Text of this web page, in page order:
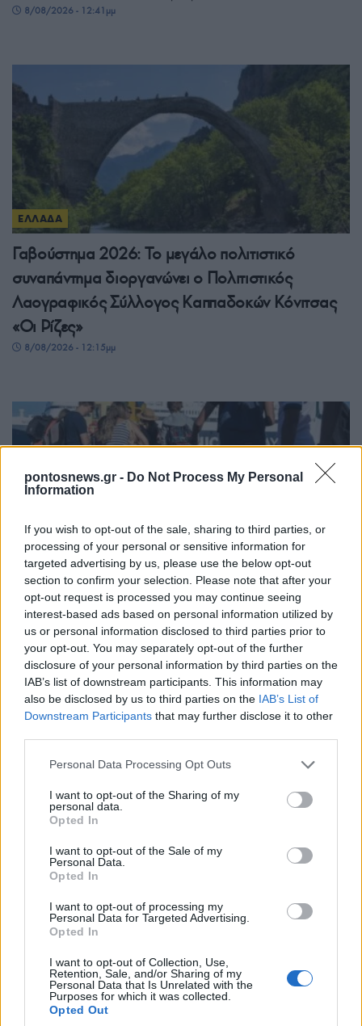
pontosnews.gr - Do Not Process My Personal
Information
If you wish to opt-out of the sale, sharing to third parties, or
processing of your personal or sensitive information for
targeted advertising by us, please use the below opt-out
section to confirm your selection. Please note that after your
opt-out request is processed you may continue seeing
interest-based ads based on personal information utilized by
us or personal information disclosed to third parties prior to
your opt-out. You may separately opt-out of the further
disclosure of your personal information by third parties on the
IAB’s list of downstream participants. This information may
also be disclosed by us to third parties on the IAB’s List of
Downstream Participants that may further disclose it to other
Please note that this website/app uses one or more Google
not limited to your visit or usage behaviour. You may click to
grant or deny consent to Google and its third-party tags to
use your data for below specified purposes in below Google
consent section.
Personal Data Processing Opt Outs
I want to opt-out of the Sharing of my
personal data.
Opted In
I want to opt-out of the Sale of my
Personal Data.
Opted In
I want to opt-out of processing my
Personal Data for Targeted Advertising.
Opted In
I want to opt-out of Collection, Use,
Retention, Sale, and/or Sharing of my
Personal Data that Is Unrelated with the
Purposes for which it was collected.
Opted Out
8/08/2026 - 12:41μμ
ΕΛΛΑΔΑ
Γαβούστημα 2026: Το μεγάλο πολιτιστικό
συναπάντημα διοργανώνει ο Πολιτιστικός
Λαογραφικός Σύλλογος Καππαδοκών Κόνιτσας
«Οι Ρίζες»
8/08/2026 - 12:15μμ
ΕΛΛΑΔΑ
Κορυφώνεται η έξοδος των αδειούχων του
Αυγούστου από τα λιμάνια της Αττικής
8/08/2026 - 9:47πμ
ΕΛΛΑΔΑ
Δυτική Αττική: Σε εξέλιξη οι αυτοψίες και οι
αποζημιώσεις μετά την καταστροφική φωτιά
8/08/2026 - 8:57πμ